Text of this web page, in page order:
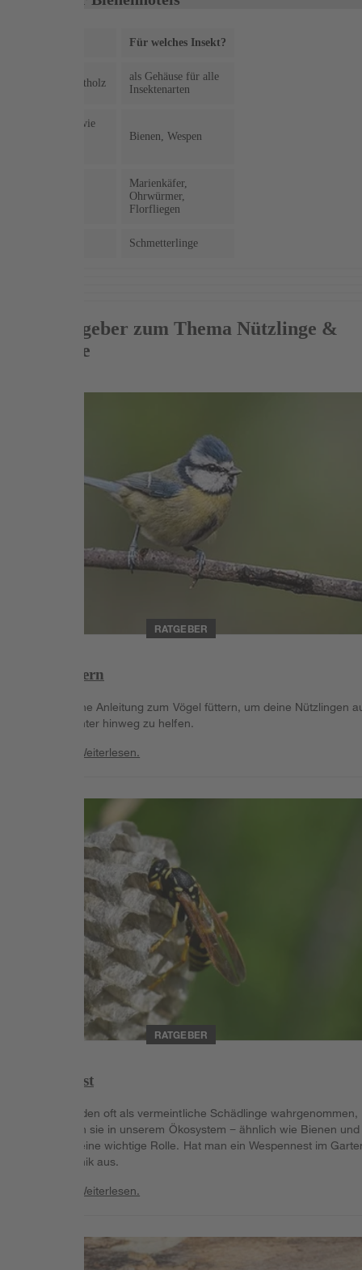
Für welches Insekt?
Heimisches Hartholz
als Gehäuse für alle
Insektenarten
Hohle Stängel wie
Bienen, Wespen
Marienkäfer,
Ohrwürmer,
Florfliegen
Schmetterlinge
Mehr Ratgeber zum Thema Nützlinge &
Schädlinge
RATGEBER
Vögel füttern
Finde hier eine Anleitung zum Vögel füttern, um deine Nützlingen
über den Winter hinweg zu helfen.
Weiterlesen.
RATGEBER
Wespennest
Wespen werden oft als vermeintliche Schädlinge wahrgenommen,
dabei erfüllen sie in unserem Ökosystem − ähnlich wie Bienen und
Hummeln − eine wichtige Rolle. Hat man ein Wespennest im
bricht oft Panik aus.
Weiterlesen.